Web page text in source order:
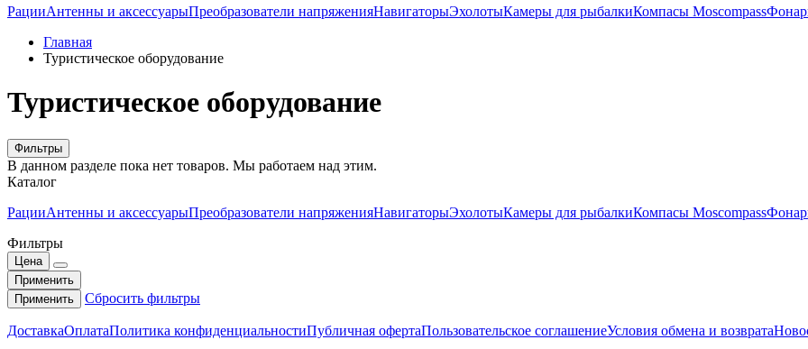
РацииАнтенны и аксессуарыПреобразователи напряженияНавигаторыЭхолотыКамеры для рыбалкиКомпасы Moscompass
Главная
Туристическое оборудование
Туристическое оборудование
Фильтры
В данном разделе пока нет товаров. Мы работаем над этим.
Каталог
РацииАнтенны и аксессуарыПреобразователи напряженияНавигаторыЭхолотыКамеры для рыбалкиКомпасы Moscompass
Фильтры
Цена
Применить
Применить
Сбросить фильтры
ДоставкаОплатаПолитика конфиденциальностиПубличная офертаПользовательское соглашениеУсловия обмена и возврата